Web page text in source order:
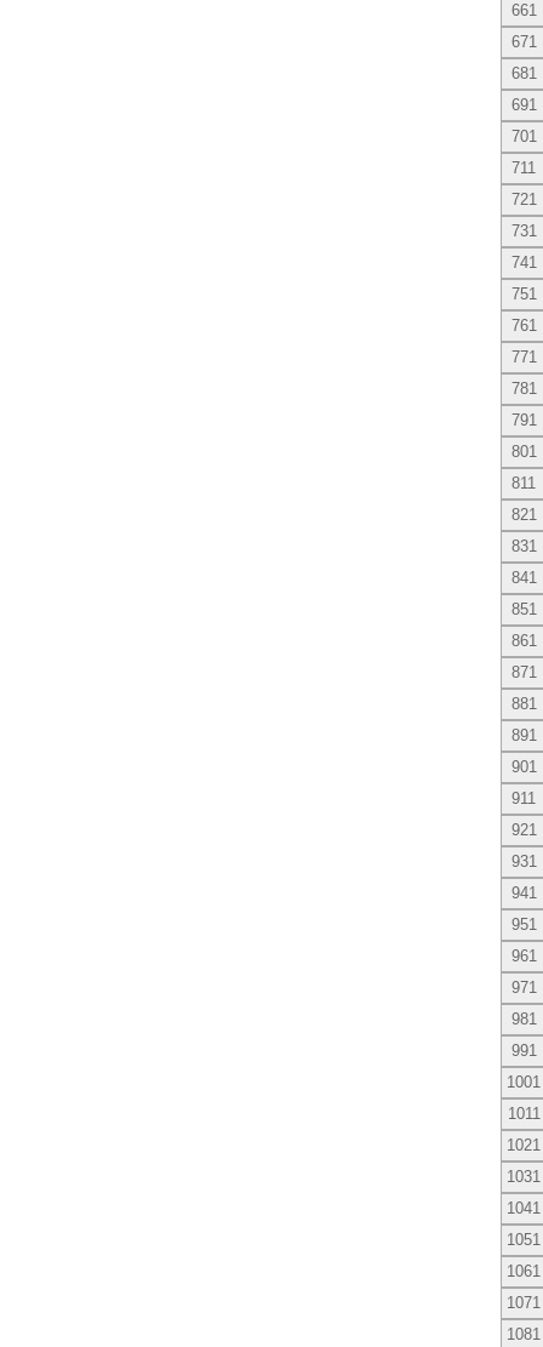
661
671
681
691
701
711
721
731
741
751
761
771
781
791
801
811
821
831
841
851
861
871
881
891
901
911
921
931
941
951
961
971
981
991
1001
1011
1021
1031
1041
1051
1061
1071
1081